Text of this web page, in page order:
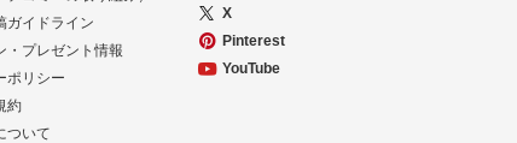
ガイドライン
・プレゼント情報
ポリシー
約
ついて
X
Pinterest
YouTube